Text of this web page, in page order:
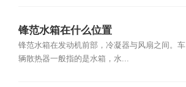
锋范水箱在什么位置
锋范水箱在发动机前部，冷凝器与风扇之间。车
辆散热器一般指的是水箱，水...